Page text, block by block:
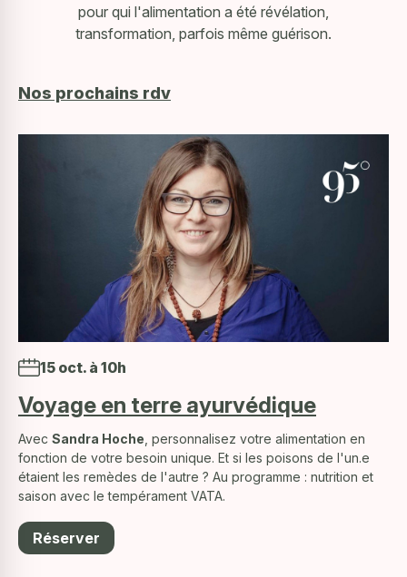
pour qui l'alimentation a été révélation,
transformation, parfois même guérison.
Nos prochains rdv
15 oct. à 10h
Voyage en terre ayurvédique
Avec Sandra Hoche, personnalisez votre alimentation en
fonction de votre besoin unique. Et si les poisons de l'un.e
étaient les remèdes de l'autre ? Au programme : nutrition et
saison avec le tempérament VATA.
Réserver